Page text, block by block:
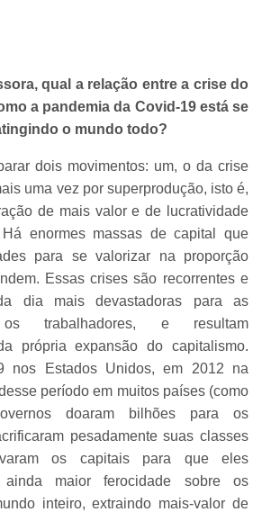
qual a relação entre a crise do
a pandemia da Covid-19 está se
o mundo todo?
dois movimentos: um, o da crise
uma vez por superprodução, isto é,
de mais valor e de lucratividade
enormes massas de capital que
para se valorizar na proporção
Essas crises são recorrentes e
dia mais devastadoras para as
trabalhadores, e resultam
própria expansão do capitalismo.
nos Estados Unidos, em 2012 na
período em muitos países (como
doaram bilhões para os
pesadamente suas classes
os capitais para que eles
ainda maior ferocidade sobre os
inteiro, extraindo mais-valor de